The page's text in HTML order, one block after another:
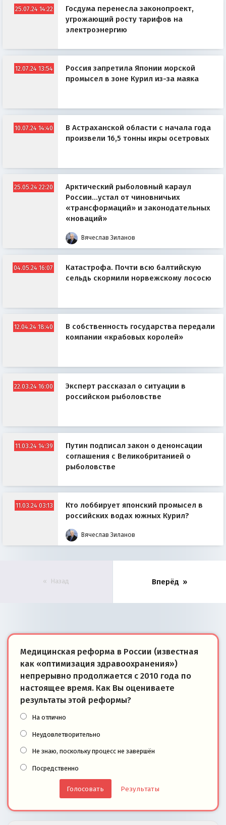
25.07.24 14:22
Госдума перенесла законопроект,
угрожающий росту тарифов на
электроэнергию
12.07.24 13:54
Россия запретила Японии морской
промысел в зоне Курил из-за маяка
10.07.24 14:40
В Астраханской области с начала года
произвели 16,5 тонны икры осетровых
25.05.24 22:20
Арктический рыболовный караул
России…устал от чиновничьих
«трансформаций» и законодательных
«новаций»
Вячеслав Зиланов
04.05.24 16:07
Катастрофа. Почти всю балтийскую
сельдь скормили норвежскому лососю
12.04.24 18:40
В собственность государства передали
компании «крабовых королей»
22.03.24 16:00
Эксперт рассказал о ситуации в
российском рыболовстве
11.03.24 14:39
Путин подписал закон о денонсации
соглашения с Великобританией о
рыболовстве
11.03.24 03:13
Кто лоббирует японский промысел в
российских водах южных Курил?
Вячеслав Зиланов
Назад Вперёд
Медицинская реформа в России (известная
как «оптимизация здравоохранения»)
непрерывно продолжается с 2010 года по
настоящее время. Как Вы оцениваете
результаты этой реформы?
На отлично
Неудовлетворительно
Не знаю, поскольку процесс не завершён
Посредственно
Результаты